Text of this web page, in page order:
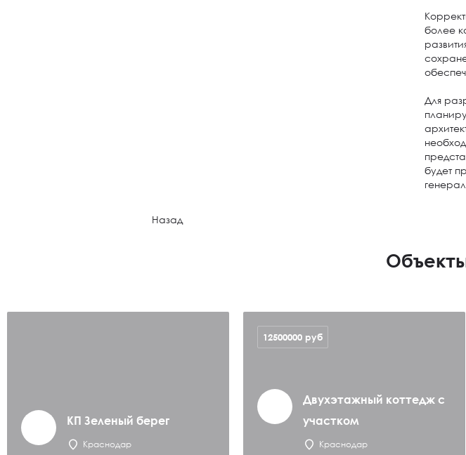
более
Для
будет
Назад
КП Зеленый берег
Краснодар
Двухэтажный коттедж с
участком
Краснодар
12500000 руб